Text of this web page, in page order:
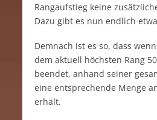
Rangaufstieg keine
Dazu gibt es nun endlich
Demnach ist es so, dass
dem aktuell höchsten Rang
beendet, anhand seiner
eine entsprechende Menge
erhält.